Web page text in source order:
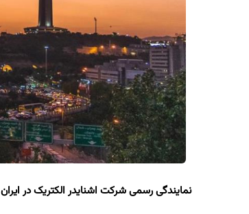
نمایندگی رسمی شرکت اشنایدر الکتریک در ایران